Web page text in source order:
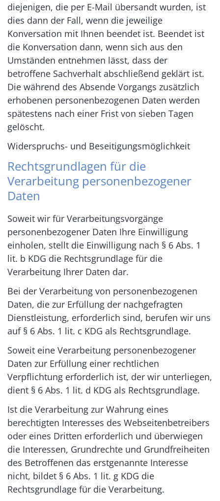
diejenigen, die per E-Mail übersandt wurden, ist
dies dann der Fall, wenn die jeweilige
Konversation mit Ihnen beendet ist. Beendet ist
die Konversation dann, wenn sich aus den
Umständen entnehmen lässt, dass der
betroffene Sachverhalt abschließend geklärt ist.
Die während des Absende Vorgangs zusätzlich
erhobenen personenbezogenen Daten werden
spätestens nach einer Frist von sieben Tagen
gelöscht.
Widerspruchs- und Beseitigungsmöglichkeit
Rechtsgrundlagen für die
Verarbeitung personenbezogener
Daten
Soweit wir für Verarbeitungsvorgänge
personenbezogener Daten Ihre Einwilligung
einholen, stellt die Einwilligung nach § 6 Abs. 1
lit. b KDG die Rechtsgrundlage für die
Verarbeitung Ihrer Daten dar.
Bei der Verarbeitung von personenbezogenen
Daten, die zur Erfüllung der nachgefragten
Dienstleistung, erforderlich sind, berufen wir uns
auf § 6 Abs. 1 lit. c KDG als Rechtsgrundlage.
Soweit eine Verarbeitung personenbezogener
Daten zur Erfüllung einer rechtlichen
Verpflichtung erforderlich ist, der wir unterliegen,
dient § 6 Abs. 1 lit. d KDG als Rechtsgrundlage.
Ist die Verarbeitung zur Wahrung eines
berechtigten Interesses des Webseitenbetreibers
oder eines Dritten erforderlich und überwiegen
die Interessen, Grundrechte und Grundfreiheiten
des Betroffenen das erstgenannte Interesse
nicht, bildet § 6 Abs. 1 lit. g KDG die
Rechtsgrundlage für die Verarbeitung.